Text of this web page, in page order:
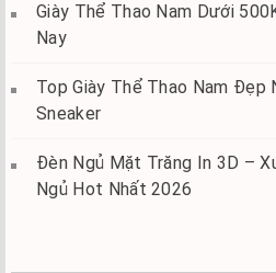
Giày Thể Thao Nam Dưới
Nay
Top Giày Thể Thao Nam Đẹp
Sneaker
Đèn Ngủ Mặt Trăng In 3D –
Ngủ Hot Nhất 2026